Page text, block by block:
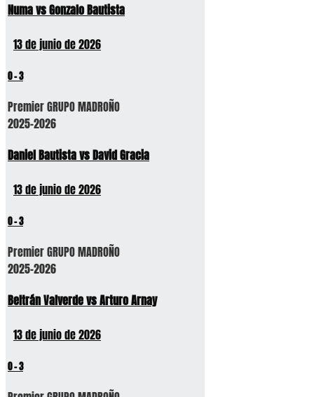
Numa vs Gonzalo Bautista
13 de junio de 2026
0-3
Premier GRUPO MADROÑO
2025-2026
Daniel Bautista vs David Gracia
13 de junio de 2026
0-3
Premier GRUPO MADROÑO
2025-2026
Beltrán Valverde vs Arturo Arnay
13 de junio de 2026
0-3